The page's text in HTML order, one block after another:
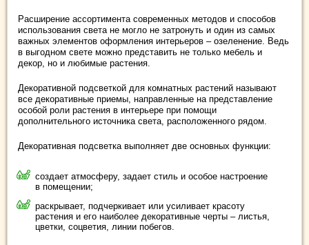
Расширение ассортимента современных методов и способов
использования света не могло не затронуть и один из самых
важных элементов оформления интерьеров – озеленение. Ведь
в выгодном свете можно представить не только мебель и
декор, но и любимые растения.
Декоративной подсветкой для комнатных растений называют
все декоративные приемы, направленные на представление
особой роли растения в интерьере при помощи
дополнительного источника света, расположенного рядом.
Декоративная подсветка выполняет две основных функции:
создает атмосферу, задает стиль и особое настроение
в помещении;
раскрывает, подчеркивает или усиливает красоту
растения и его наиболее декоративные черты – листья,
цветки, соцветия, линии побегов.